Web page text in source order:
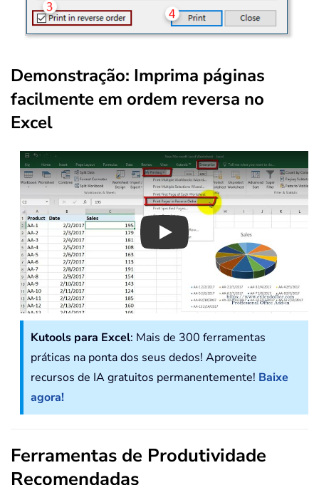
Demonstração: Imprima páginas
facilmente em ordem reversa no
Excel
Play
Kutools para Excel: Mais de 300 ferramentas
práticas na ponta dos seus dedos! Aproveite
recursos de IA gratuitos permanentemente! Baixe
agora!
Ferramentas de Produtividade
Recomendadas